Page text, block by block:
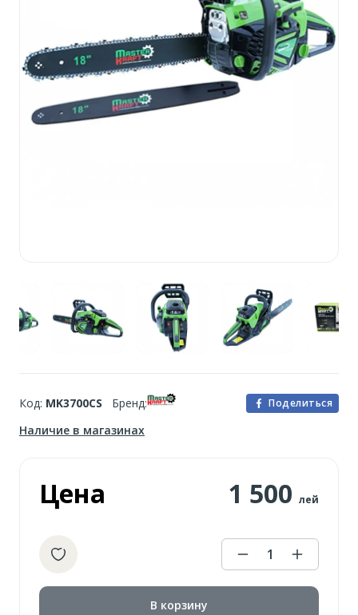
Код: MK3700CS Бренд: Поделиться
Наличие в магазинах
Цена 1 500 лей
1
В корзину